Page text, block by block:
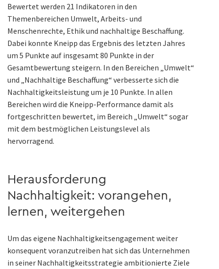
Bewertet werden 21 Indikatoren in den
Themenbereichen Umwelt, Arbeits- und
Menschenrechte, Ethik und nachhaltige Beschaffung.
Dabei konnte Kneipp das Ergebnis des letzten Jahres
um 5 Punkte auf insgesamt 80 Punkte in der
Gesamtbewertung steigern. In den Bereichen „Umwelt“
und „Nachhaltige Beschaffung“ verbesserte sich die
Nachhaltigkeitsleistung um je 10 Punkte. In allen
Bereichen wird die Kneipp-Performance damit als
fortgeschritten bewertet, im Bereich „Umwelt“ sogar
mit dem bestmöglichen Leistungslevel als
hervorragend.
Herausforderung
Nachhaltigkeit: vorangehen,
lernen, weitergehen
Um das eigene Nachhaltigkeitsengagement weiter
konsequent voranzutreiben hat sich das Unternehmen
in seiner Nachhaltigkeitsstrategie ambitionierte Ziele